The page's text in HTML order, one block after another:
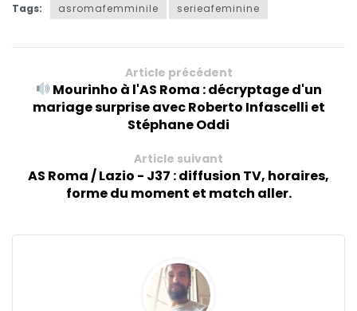
Tags: asromafemminile serieafeminine
Article précédent
Mourinho à l'AS Roma : décryptage d'un
mariage surprise avec Roberto Infascelli et
Stéphane Oddi
Article suivant
AS Roma / Lazio - J37 : diffusion TV, horaires,
forme du moment et match aller.